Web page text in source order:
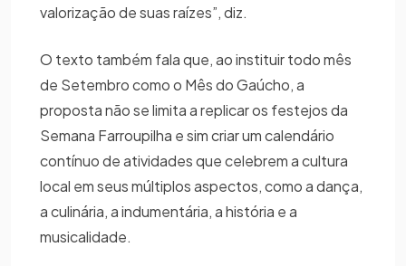
valorização de suas raízes”, diz.
O texto também fala que, ao instituir todo mês
de Setembro como o Mês do Gaúcho, a
proposta não se limita a replicar os festejos da
Semana Farroupilha e sim criar um calendário
contínuo de atividades que celebrem a cultura
local em seus múltiplos aspectos, como a dança,
a culinária, a indumentária, a história e a
musicalidade.